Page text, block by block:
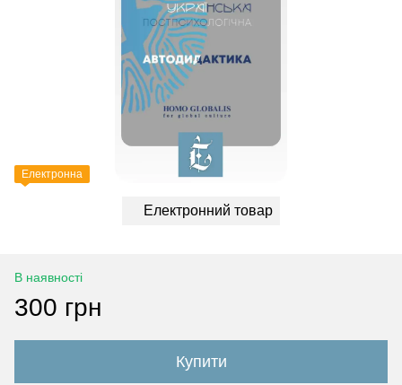
Електронна
Електронний товар
В наявності
300 грн
Купити